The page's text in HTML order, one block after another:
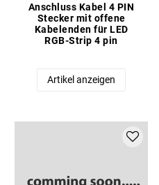
Anschluss Kabel 4 PIN
Stecker mit offene
Kabelenden für LED
RGB-Strip 4 pin
Artikel anzeigen